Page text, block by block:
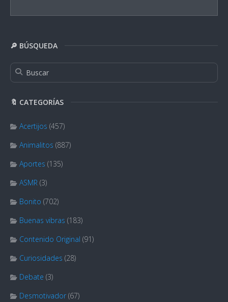
🔎 BÚSQUEDA
🔖 CATEGORÍAS
Acertijos (457)
Animalitos (887)
Aportes (135)
ASMR (3)
Bonito (702)
Buenas vibras (183)
Contenido Original (91)
Curiosidades (28)
Debate (3)
Desmotivador (67)